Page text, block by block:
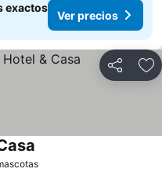
exactos
Ver precios
Compartir
Ver precios